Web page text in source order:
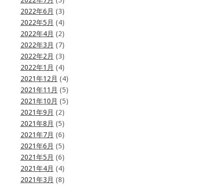
2022年6月 (3)
2022年5月 (4)
2022年4月 (2)
2022年3月 (7)
2022年2月 (3)
2022年1月 (4)
2021年12月 (4)
2021年11月 (5)
2021年10月 (5)
2021年9月 (2)
2021年8月 (5)
2021年7月 (6)
2021年6月 (5)
2021年5月 (6)
2021年4月 (4)
2021年3月 (8)